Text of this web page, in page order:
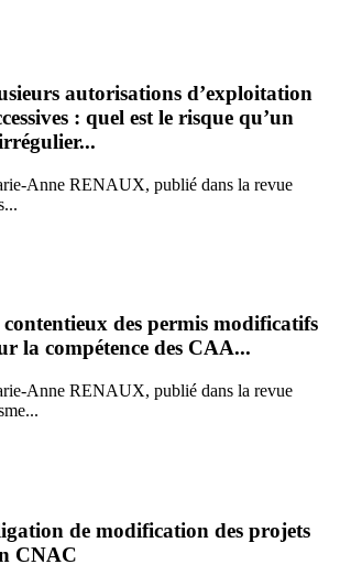
autorisations d’exploitation
: quel est le risque qu’un
Anne RENAUX, publié dans la revue
contentieux des permis modificatifs
la compétence des CAA...
Anne RENAUX, publié dans la revue
de modification des projets
CNAC